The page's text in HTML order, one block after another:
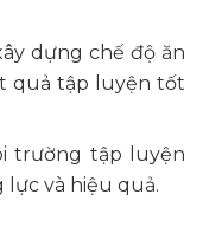
dựng chế độ ăn
quả tập luyện tốt
trường tập luyện
và hiệu quả.​